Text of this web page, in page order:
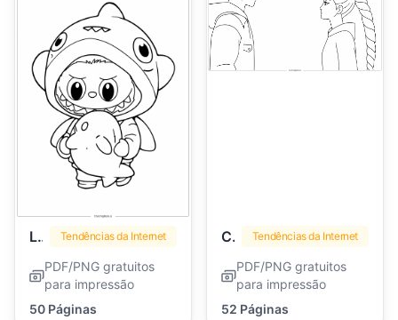
Labubu Tendências da Internet
PDF/PNG gratuitos
para impressão
50 Páginas
Caçadores de Demônios Kpop Tendências da Internet
PDF/PNG gratuitos
para impressão
52 Páginas